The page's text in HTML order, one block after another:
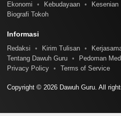
Ekonomi
Kebudayaan Kesenian
Biografi Tokoh
Informasi
Redaksi Kirim Tulisan
Tentang Dawuh Guru
Pedoman
Privacy Policy
Terms of Service
Copyright © 2026 Dawuh Guru. All